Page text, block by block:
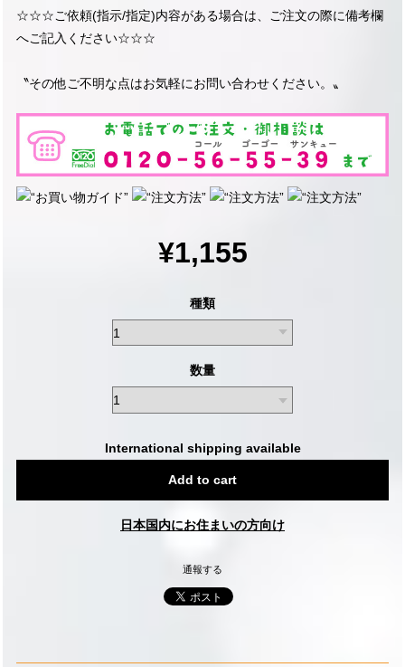
☆☆☆ご依頼(指示/指定)内容がある場合は、ご注文の際に備考欄
へご記入ください☆☆☆
〝その他ご不明な点はお気軽にお問い合わせください。〟
¥1,155
種類
数量
International shipping available
Add to cart
日本国内にお住まいの方向け
通報する